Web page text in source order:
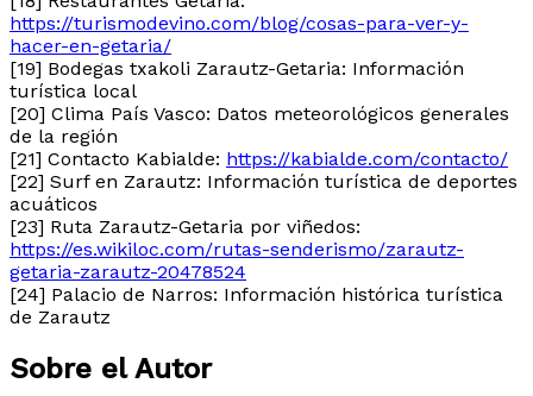
https://turismodevino.com/blog/cosas-para-ver-y-
hacer-en-getaria/
[19] Bodegas txakoli Zarautz-Getaria: Información
turística local
[20] Clima País Vasco: Datos meteorológicos generales
de la región
[21] Contacto Kabialde: https://kabialde.com/contacto/
[22] Surf en Zarautz: Información turística de deportes
acuáticos
[23] Ruta Zarautz-Getaria por viñedos:
https://es.wikiloc.com/rutas-senderismo/zarautz-
getaria-zarautz-20478524
[24] Palacio de Narros: Información histórica turística
de Zarautz
Sobre el Autor